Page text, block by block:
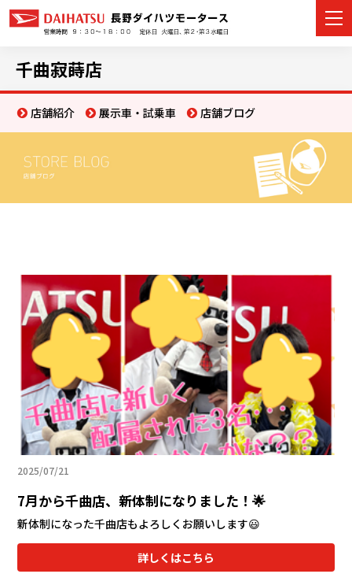
カーラインナップ
展示車・試乗車
店舗情報
ご購入者サポート
アフターサポート
会社情報
カタ
リコ
千曲寂蒔店
店舗紹介 展示車・試乗車 店舗ブログ
2025/07/21
7月から千曲店、新体制になりました！🌟
新体制になった千曲店もよろしくお願いします😃
詳しくはこちら